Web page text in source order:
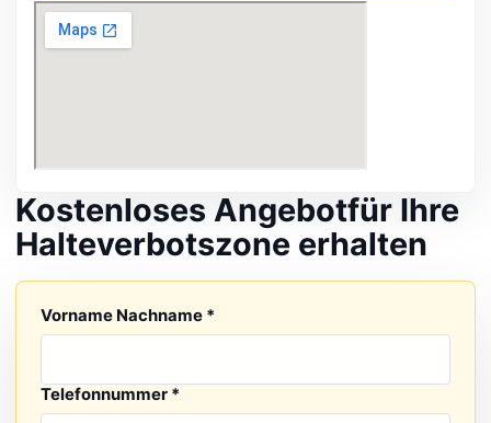
Kostenloses Angebotfür Ihre
Halteverbotszone erhalten
Vorname Nachname *
Telefonnummer *
Ihre Nachricht